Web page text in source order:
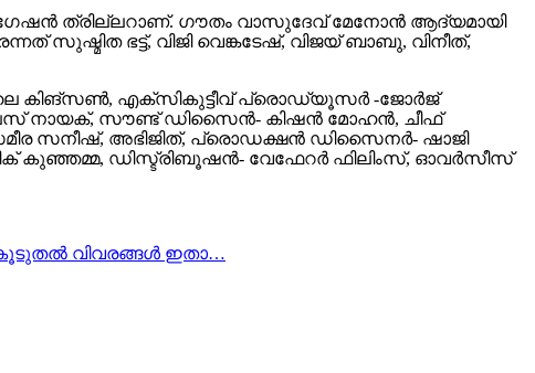
ത്രില്ലറാണ്. ഗൗതം വാസുദേവ് മേനോൻ ആദ്യമായി
സുഷ്മിത ഭട്ട്, വിജി വെങ്കടേഷ്, വിജയ് ബാബു, വിനീത്,
കലൈ കിങ്‌സൺ, എക്സികുട്ടീവ് പ്രൊഡ്യൂസർ -ജോർജ്
നായക്, സൗണ്ട് ഡിസൈൻ- കിഷൻ മോഹൻ, ചീഫ്
സനീഷ്, അഭിജിത്, പ്രൊഡക്ഷൻ ഡിസൈനർ- ഷാജി
കുഞ്ഞമ്മ, ഡിസ്ട്രിബൂഷൻ- വേഫേറർ ഫിലിംസ്, ഓവർസീസ്
കൂടുതൽ വിവരങ്ങൾ ഇതാ…